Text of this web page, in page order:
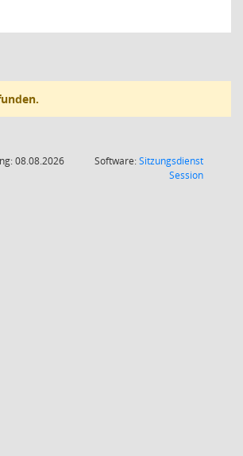
08.08.2026
Software:Sitzungsdienst
Session(Wird in